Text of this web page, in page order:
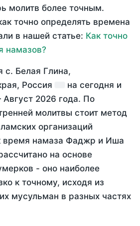
молитв более точным.
точно определять времена
в нашей статье: Как точно
намазов?
с. Белая Глина,
Россия
на сегодня и
Август 2026 года. По
молитвы стоит метод
организаций
время намаза Фаджр и Иша
на основе
- оно наиболее
к точному, исходя из
мусульман в разных частях